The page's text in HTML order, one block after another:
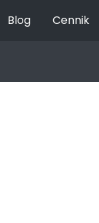
Blog Cennik